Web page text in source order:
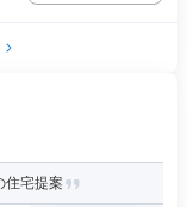
住宅提案